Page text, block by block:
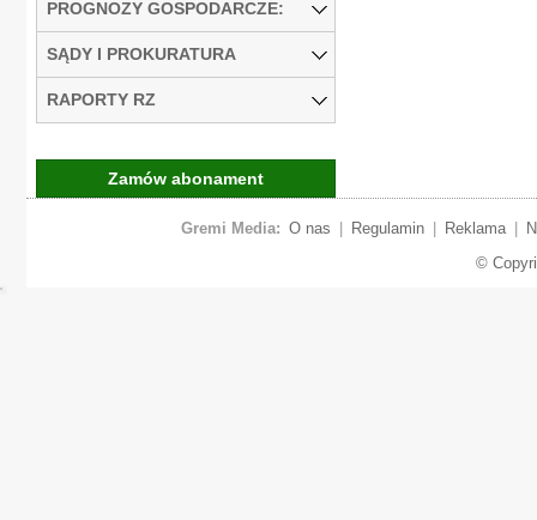
PROGNOZY GOSPODARCZE:
SĄDY I PROKURATURA
RAPORTY RZ
Zamów abonament
Gremi Media: O nas Regulamin Reklama
©